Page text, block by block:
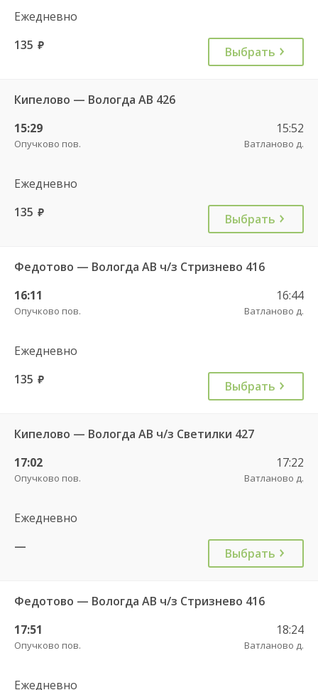
Ежедневно
135 руб. Выбрать
Кипелово — Вологда АВ 426
15:29
Опучково пов.
15:52
Ватланово д.
Ежедневно
135 руб. Выбрать
Федотово — Вологда АВ ч/з Стризнево 416
16:11
Опучково пов.
16:44
Ватланово д.
Ежедневно
135 руб. Выбрать
Кипелово — Вологда АВ ч/з Светилки 427
17:02
Опучково пов.
17:22
Ватланово д.
Ежедневно
—
Выбрать
Федотово — Вологда АВ ч/з Стризнево 416
17:51
Опучково пов.
18:24
Ватланово д.
Ежедневно